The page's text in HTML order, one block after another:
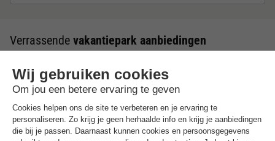
Verrassende vakantiepark aanbiedingen